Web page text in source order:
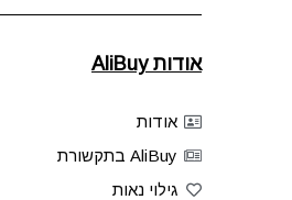
אודות AliBuy
אודות
AliBuy בתקשורת
גילוי נאות